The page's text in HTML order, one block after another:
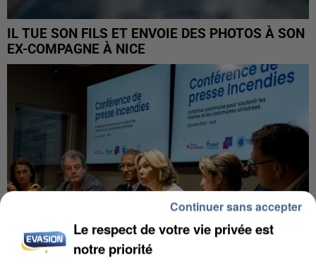
IL TUE SON FILS ET ENVOIE DES PHOTOS À SON
EX-COMPAGNE À NICE
Le respect de votre vie privée est
notre priorité
Continuer sans accepter